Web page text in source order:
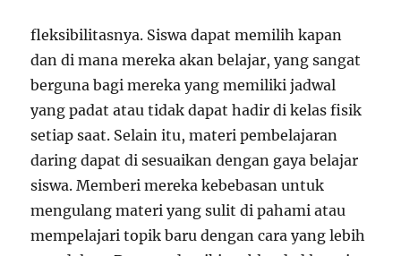
fleksibilitasnya. Siswa dapat memilih kapan
dan di mana mereka akan belajar, yang sangat
berguna bagi mereka yang memiliki jadwal
yang padat atau tidak dapat hadir di kelas fisik
setiap saat. Selain itu, materi pembelajaran
daring dapat di sesuaikan dengan gaya belajar
siswa. Memberi mereka kebebasan untuk
mengulang materi yang sulit di pahami atau
mempelajari topik baru dengan cara yang lebih